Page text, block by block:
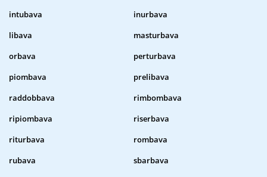
intubava
inurbava
libava
masturbava
orbava
perturbava
piombava
prelibava
raddobbava
rimbombava
ripiombava
riserbava
riturbava
rombava
rubava
sbarbava